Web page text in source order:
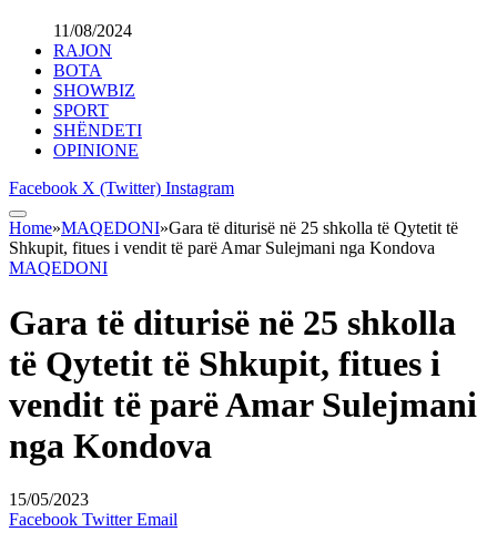
11/08/2024
RAJON
BOTA
SHOWBIZ
SPORT
SHËNDETI
OPINIONE
Facebook X (Twitter) Instagram
Home»MAQEDONI»Gara të diturisë në 25 shkolla të Qytetit të
Shkupit, fitues i vendit të parë Amar Sulejmani nga Kondova
MAQEDONI
Gara të diturisë në 25 shkolla
të Qytetit të Shkupit, fitues i
vendit të parë Amar Sulejmani
nga Kondova
15/05/2023
Facebook Twitter Email